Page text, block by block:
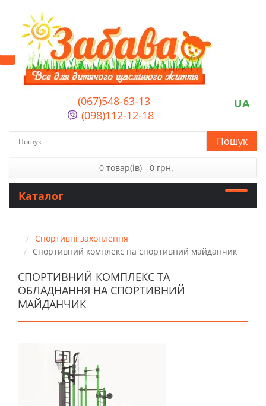
(067)548-63-13
(098)112-12-18
UA
Пошук
0 товар(ів) - 0 грн.
Каталог
Спортивні захоплення
Спортивний комплекс на спортивний майданчик
СПОРТИВНИЙ КОМПЛЕКС ТА
ОБЛАДНАННЯ НА СПОРТИВНИЙ
МАЙДАНЧИК